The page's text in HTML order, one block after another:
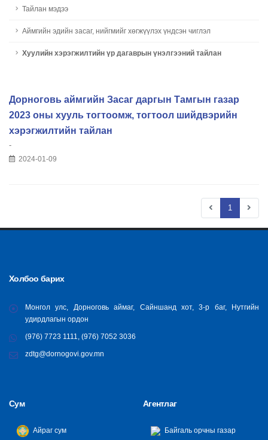
Тайлан мэдээ
Аймгийн эдийн засаг, нийгмийг хөгжүүлэх үндсэн чиглэл
Хуулийн хэрэгжилтийн үр дагаврын үнэлгээний тайлан
Дорноговь аймгийн Засаг даргын Тамгын газар
2023 оны хууль тогтоомж, тогтоол шийдвэрийн
хэрэгжилтийн тайлан
-
2024-01-09
1
Холбоо барих
Монгол улс, Дорноговь аймаг, Сайншанд хот, 3-р баг, Нутгийн
удирдлагын ордон
(976) 7723 1111, (976) 7052 3036
zdtg@dornogovi.gov.mn
Сум
Айраг сум
Агентлаг
Байгаль орчны газар